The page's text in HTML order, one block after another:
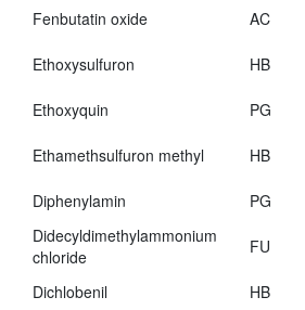
Fenbutatin oxide
AC
Ethoxysulfuron
HB
Ethoxyquin
PG
Ethamethsulfuron methyl
HB
Diphenylamin
PG
Didecyldimethylammonium
chloride
FU
Dichlobenil
HB